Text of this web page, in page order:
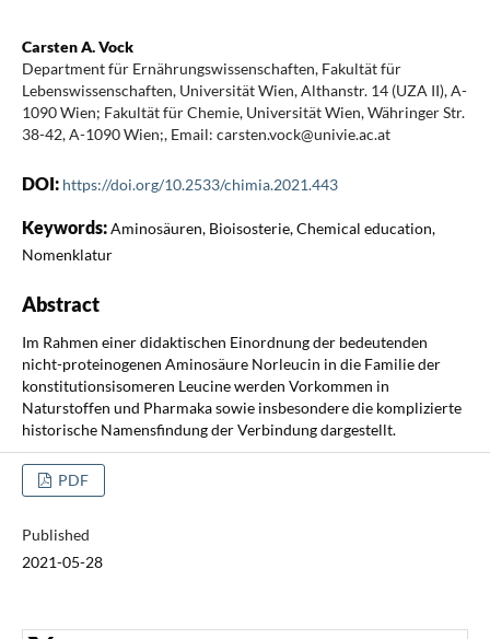
Carsten A. Vock
Department für Ernährungswissenschaften, Fakultät für
Lebenswissenschaften, Universität Wien, Althanstr. 14 (UZA II), A-
1090 Wien; Fakultät für Chemie, Universität Wien, Währinger Str.
38-42, A-1090 Wien;, Email: carsten.vock@univie.ac.at
DOI: https://doi.org/10.2533/chimia.2021.443
Keywords:Aminosäuren, Bioisosterie, Chemical education,
Nomenklatur
Abstract
Im Rahmen einer didaktischen Einordnung der bedeutenden
nicht-proteinogenen Aminosäure Norleucin in die Familie der
konstitutionsisomeren Leucine werden Vorkommen in
Naturstoffen und Pharmaka sowie insbesondere die komplizierte
historische Namensfindung der Verbindung dargestellt.
PDF
Published
2021-05-28